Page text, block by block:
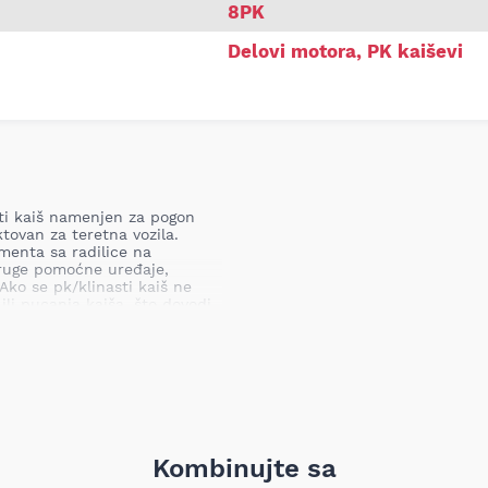
8PK
Delovi motora, PK kaiševi
kaiš namenjen za pogon
za teretna vozila.
sa radilice na
pomoćne uređaje,
se pk/klinasti kaiš ne
motora, otkazivanja
a u krajnjem slučaju može
Kombinujte sa